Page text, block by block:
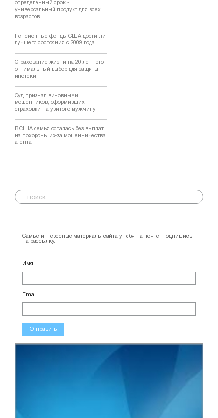
определенный срок -
универсальный продукт для всех
возрастов
Пенсионные фонды США достигли
лучшего состояния с 2009 года
Страхование жизни на 20 лет - это
оптимальный выбор для защиты
ипотеки
Суд признал виновными
мошенников, оформивших
страховки на убитого мужчину
В США семья осталась без выплат
на похороны из-за мошенничества
агента
Самые интересные материалы сайта у тебя на почте! Подпишись
на рассылку.
Имя
Email
Отправить